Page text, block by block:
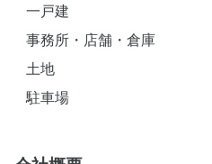
一戸建
事務所・店舗・倉庫
土地
駐車場